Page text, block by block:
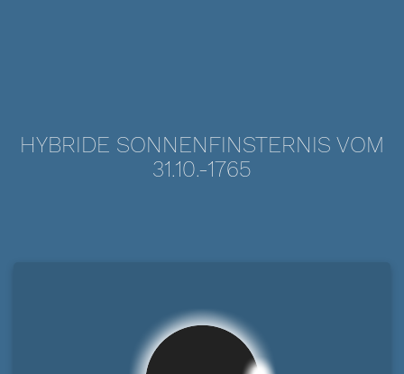
HYBRIDE SONNENFINSTERNIS VOM
31.10.-1765